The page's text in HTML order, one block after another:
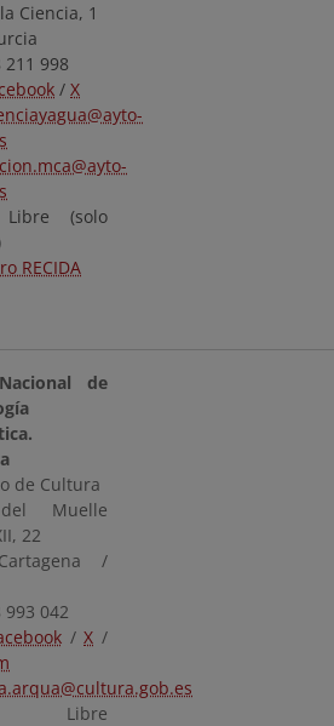
Ciencia, 1
998
/ X
Libre (solo
RECIDA
de
de Cultura
Muelle
22
/
042
/X /
Libre